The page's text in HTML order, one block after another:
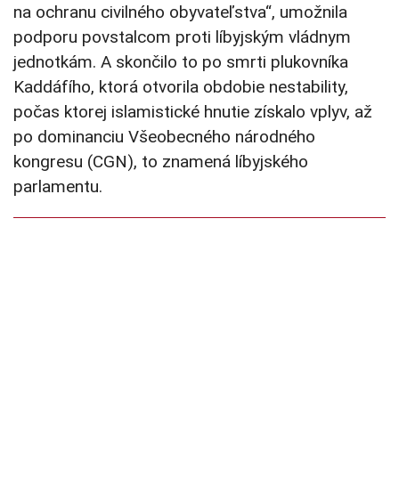
na ochranu civilného obyvateľstva“, umožnila
podporu povstalcom proti líbyjským vládnym
jednotkám. A skončilo to po smrti plukovníka
Kaddáfího, ktorá otvorila obdobie nestability,
počas ktorej islamistické hnutie získalo vplyv, až
po dominanciu Všeobecného národného
kongresu (CGN), to znamená líbyjského
parlamentu.